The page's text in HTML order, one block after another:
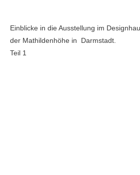
Einblicke in die Ausstellung im
der Mathildenhöhe in Darmstadt.
Teil 1